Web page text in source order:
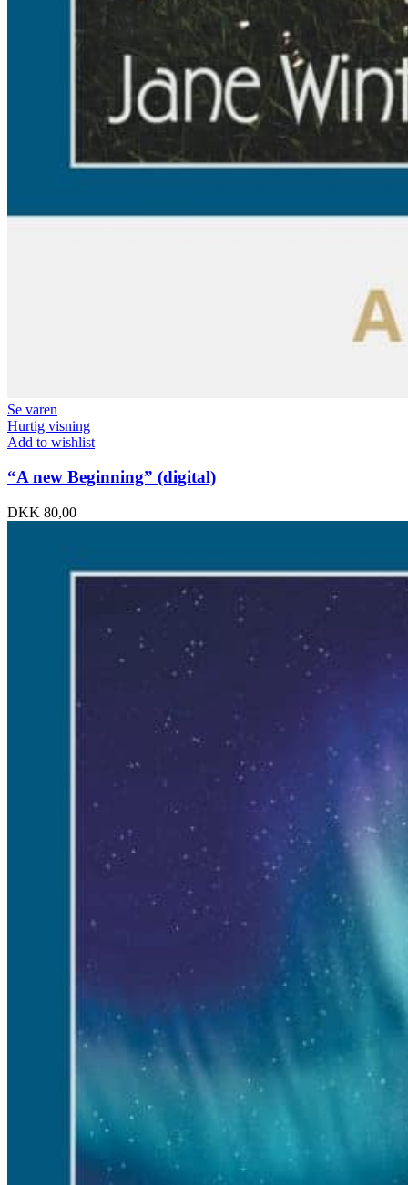
Se varen
Hurtig visning
Add to wishlist
“A new Beginning” (digital)
DKK 80,00